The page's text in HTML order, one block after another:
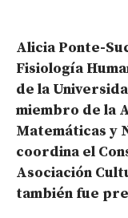
Alicia Ponte-
Fisiología
de la
miembro de la
Matemáticas y
coordina el
Asociación
también fue